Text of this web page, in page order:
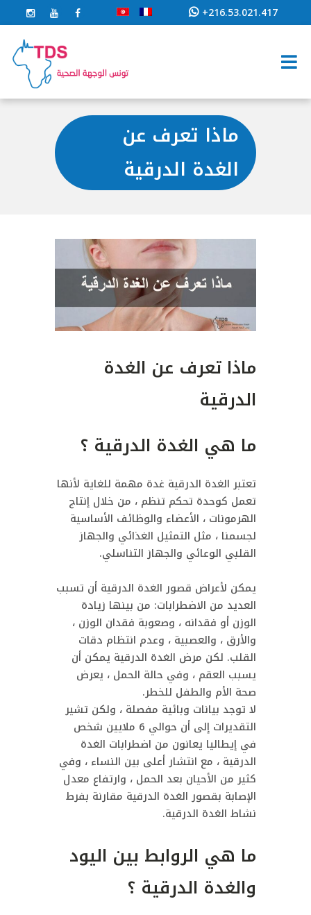
+216.53.021.417
ماذا تعرف عن
الغدة الدرقية
ماذا تعرف عن الغدة
الدرقية
ما هي الغدة الدرقية ؟
تعتبر الغدة الدرقية غدة مهمة للغاية لأنها
تعمل كوحدة تحكم تنظم ، من خلال إنتاج
الهرمونات ، الأعضاء والوظائف الأساسية
لجسمنا ، مثل التمثيل الغذائي والجهاز
القلبي الوعائي والجهاز التناسلي.
يمكن لأعراض قصور الغدة الدرقية أن تسبب
العديد من الاضطرابات: من بينها زيادة
الوزن أو فقدانه ، وصعوبة فقدان الوزن ،
والأرق ، والعصبية ، وعدم انتظام دقات
القلب. لكن مرض الغدة الدرقية يمكن أن
يسبب العقم ، وفي حالة الحمل ، يعرض
صحة الأم والطفل للخطر.
لا توجد بيانات وبائية مفصلة ، ولكن تشير
التقديرات إلى أن حوالي 6 ملايين شخص
في إيطاليا يعانون من اضطرابات الغدة
الدرقية ، مع انتشار أعلى بين النساء ، وفي
كثير من الأحيان بعد الحمل ، وارتفاع معدل
الإصابة بقصور الغدة الدرقية مقارنة بفرط
نشاط الغدة الدرقية.
ما هي الروابط بين اليود
والغدة الدرقية ؟